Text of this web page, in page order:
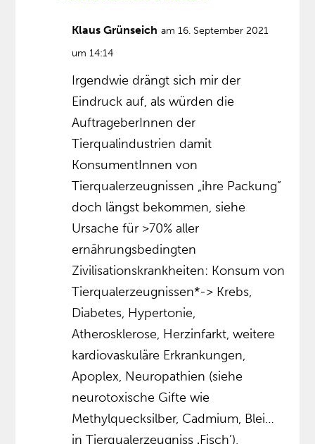
Klaus Grünseich am 16. September 2021
um 14:14
Irgendwie drängt sich mir der
Eindruck auf, als würden die
AuftrageberInnen der
Tierqualindustrien damit
KonsumentInnen von
Tierqualerzeugnissen „ihre Packung”
doch längst bekommen, siehe
Ursache für >70% aller
ernährungsbedingten
Zivilisationskrankheiten: Konsum von
Tierqualerzeugnissen*-> Krebs,
Diabetes, Hypertonie,
Atherosklerose, Herzinfarkt, weitere
kardiovaskuläre Erkrankungen,
Apoplex, Neuropathien (siehe
neurotoxische Gifte wie
Methylquecksilber, Cadmium, Blei…
in Tierqualerzeugniss ‚Fisch’),